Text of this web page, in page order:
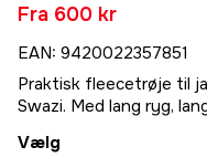
Fra 600 kr
EAN: 9420022357851
Praktisk fleecetrøje til
Swazi. Med lang ryg,
Vælg